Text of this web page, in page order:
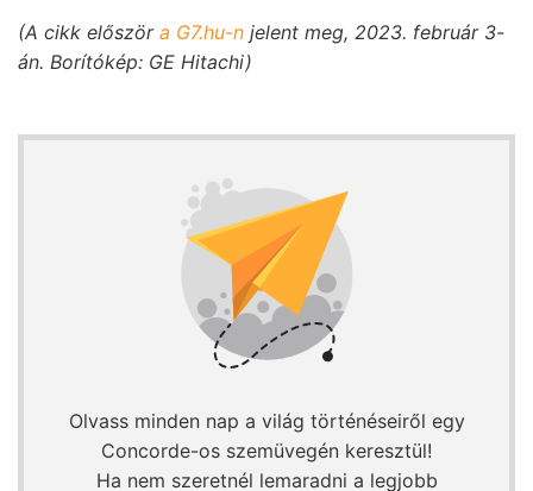
(A cikk először a G7.hu-n jelent meg, 2023. február 3-
án. Borítókép: GE Hitachi)
Olvass minden nap a világ történéseiről egy
Concorde-os szemüvegén keresztül!
Ha nem szeretnél lemaradni a legjobb